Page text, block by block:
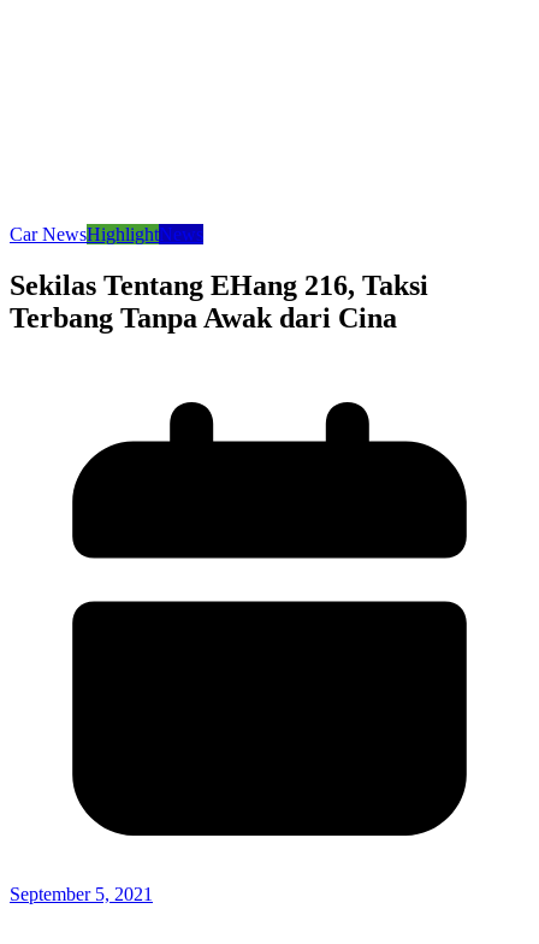
Car NewsHighlightNews
Sekilas Tentang EHang 216, Taksi
Terbang Tanpa Awak dari Cina
September 5, 2021